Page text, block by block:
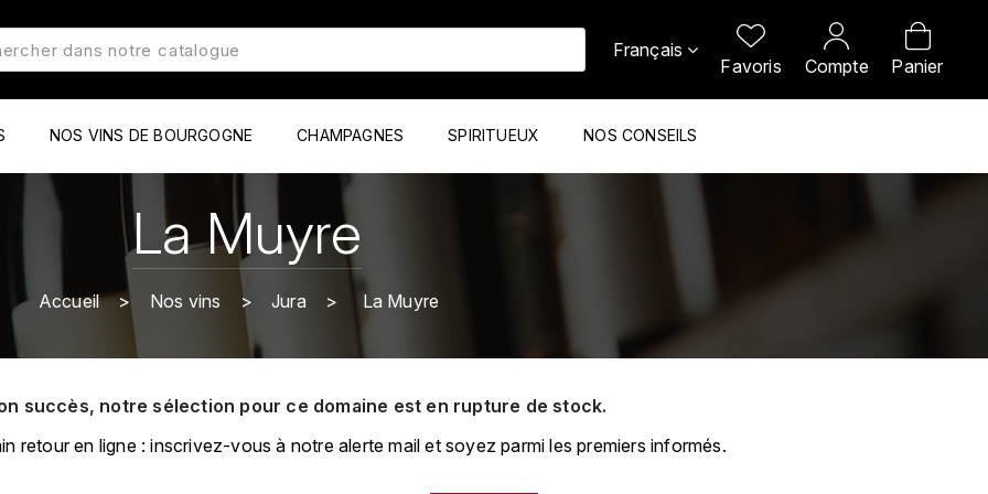
Français
Favoris Compte Panier
NOS VINS DE BOURGOGNE CHAMPAGNES SPIRITUEUX NOS CONSEILS
La Muyre
Accueil Nos vins Jura La Muyre
succès, notre sélection pour ce domaine est en rupture de stock.
retour en ligne : inscrivez-vous à notre alerte mail et soyez parmi les premiers informés.